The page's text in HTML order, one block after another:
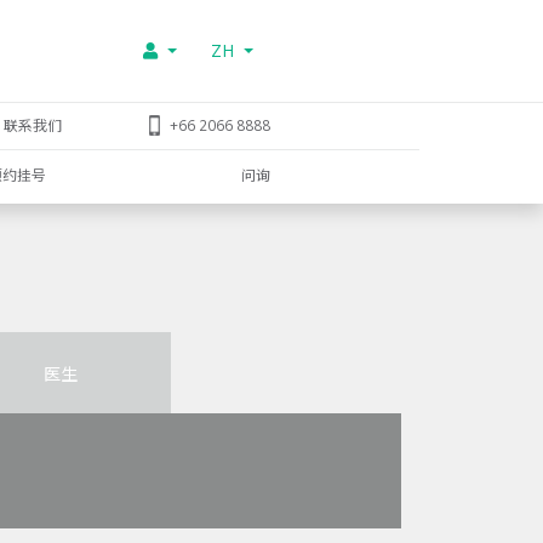
ZH
联系我们 +66 2066 8888
挂号 问询
医生